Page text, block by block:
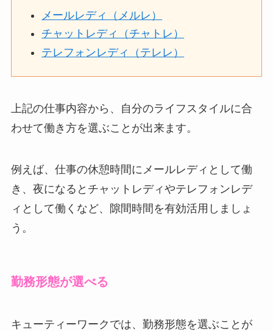
メールレディ（メルレ）
チャットレディ（チャトレ）
テレフォンレディ（テレレ）
上記の仕事内容から、自分のライフスタイルに合
わせて働き方を選ぶことが出来ます。
例えば、仕事の休憩時間にメールレディとして働
き、夜になるとチャットレディやテレフォンレデ
ィとして働くなど、隙間時間を有効活用しましょ
う。
勤務形態が選べる
キューティーワークでは、勤務形態を選ぶことが